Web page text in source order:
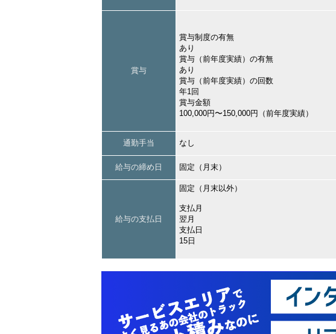
賞与
賞与制度の有無
あり
賞与（前年度実績）の有無
あり
賞与（前年度実績）の回数
年1回
賞与金額
100,000円〜150,000円（前年度実績）
通勤手当 なし
給与の締め日 固定（月末）
給与の支払日
固定（月末以外）
支払月
翌月
支払日
15日